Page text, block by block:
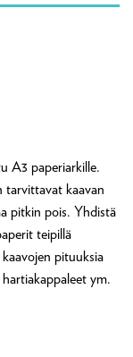
A3 paperiarkille.
tarvittavat kaavan
pitkin pois. Yhdistä
teipillä
pituuksia
ym.